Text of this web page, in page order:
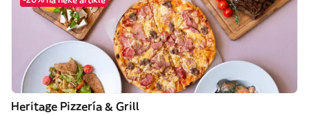
Heritage Pizzería & Grill